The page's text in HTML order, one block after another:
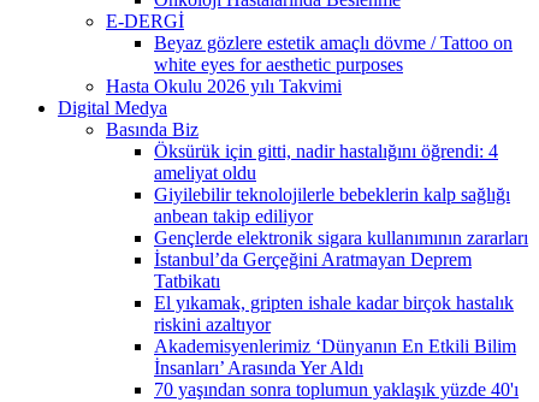
E-DERGİ
Beyaz gözlere estetik amaçlı dövme / Tattoo on
white eyes for aesthetic purposes
Hasta Okulu 2026 yılı Takvimi
Digital Medya
Basında Biz
Öksürük için gitti, nadir hastalığını öğrendi: 4
ameliyat oldu
Giyilebilir teknolojilerle bebeklerin kalp sağlığı
anbean takip ediliyor
Gençlerde elektronik sigara kullanımının zararları
İstanbul’da Gerçeğini Aratmayan Deprem
Tatbikatı
El yıkamak, gripten ishale kadar birçok hastalık
riskini azaltıyor
Akademisyenlerimiz ‘Dünyanın En Etkili Bilim
İnsanları’ Arasında Yer Aldı
70 yaşından sonra toplumun yaklaşık yüzde 40'ı